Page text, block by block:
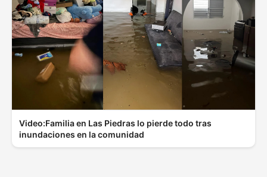
Video:Familia en Las Piedras lo pierde todo tras
inundaciones en la comunidad